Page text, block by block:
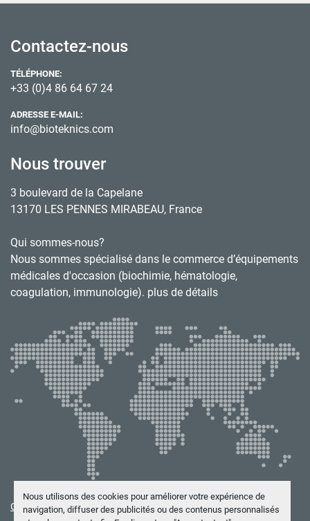
Nous utilisons des cookies pour améliorer votre expérience de
navigation, diffuser des publicités ou des contenus personnalisés
Contactez-nous
TÉLÉPHONE:
+33 (0)4 86 64 67 24
ADRESSE E-MAIL:
info@bioteknics.com
Nous trouver
3 boulevard de la Capelane
13170 LES PENNES MIRABEAU, France
Qui sommes-nous?
Nous sommes spécialisé dans le commerce d’équipements
médicales d'occasion (biochimie, hématologie,
coagulation, immunologie). plus de détails
Gérez les cookies